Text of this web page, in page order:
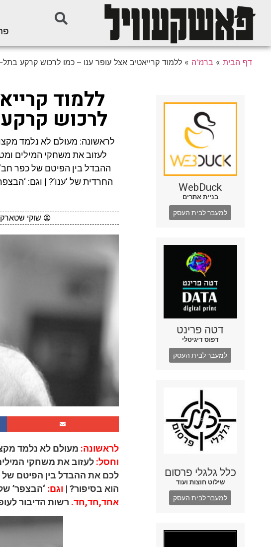
דף הבית » ברנז'ה »ללמוד קרייאטיב אצל עופר ענו – כמו לרכוש קרקע
WebDuck
בניית אתרים
למעבר לבית העסק
דטה פרינט
דפוס דיגיטלי
למעבר לבית העסק
כלל גלגלי פרסום
שילוט חוצות ועוד
למעבר לבית העסק
ללמוד
לרכוש
לראשונה: מעולם לא נלמד
לעזוב את משחקי המילים
ההבדל בין הפיטם של כפר
החרדית של ‘ענו’? | וגם:
שוקי שטארק
לראשונה: מעולם לא נלמד
וחסל: לעזוב את משחקי
לכם את ההבדל בין הפיטם של
הוא בסיפור? | וגם: ‘הבצפר’
אחד,חד,חד. רשות הדיבור